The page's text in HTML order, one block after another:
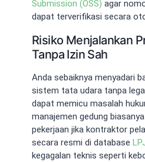
Submission (OSS) agar
dapat terverifikasi secara
Risiko Menjalankan
Tanpa Izin Sah
Anda sebaiknya menyadari
sistem tata udara tanpa
dapat memicu masalah
manajemen gedung
pekerjaan jika kontraktor
secara resmi di database
kegagalan teknis seperti